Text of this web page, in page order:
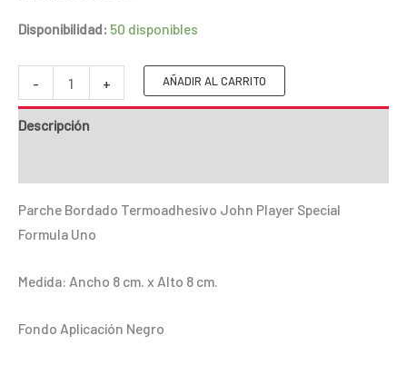
Disponibilidad: 50 disponibles
-
PBFU673
John
Player
+ AÑADIR AL CARRITO
Descripción
Parche Bordado Termoadhesivo John Player Special
Formula Uno
Medida: Ancho 8 cm. x Alto 8 cm.
Fondo Aplicación Negro